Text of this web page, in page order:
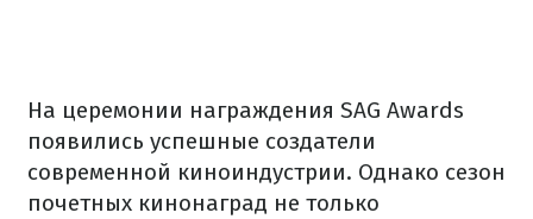
На церемонии награждения SAG Awards
появились успешные создатели
современной киноиндустрии. Однако сезон
почетных кинонаград не только